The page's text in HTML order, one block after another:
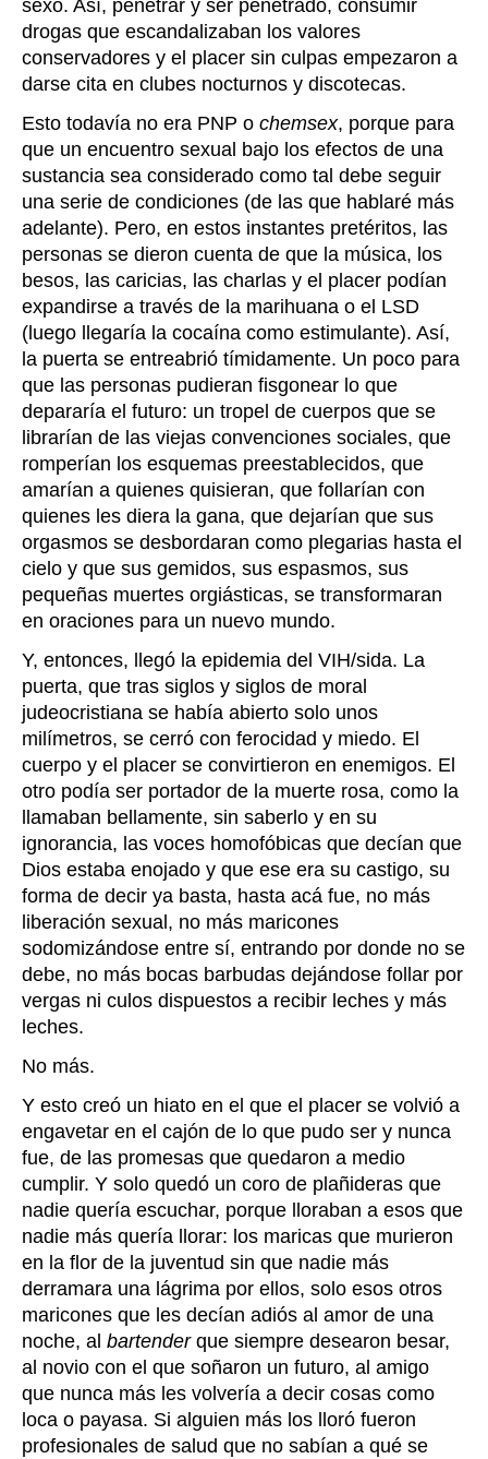
sexo. Así, penetrar y ser penetrado, consumir
drogas que escandalizaban los valores
conservadores y el placer sin culpas empezaron a
darse cita en clubes nocturnos y discotecas.
Esto todavía no era PNP o chemsex, porque para
que un encuentro sexual bajo los efectos de una
sustancia sea considerado como tal debe seguir
una serie de condiciones (de las que hablaré más
adelante). Pero, en estos instantes pretéritos, las
personas se dieron cuenta de que la música, los
besos, las caricias, las charlas y el placer podían
expandirse a través de la marihuana o el LSD
(luego llegaría la cocaína como estimulante). Así,
la puerta se entreabrió tímidamente. Un poco para
que las personas pudieran fisgonear lo que
depararía el futuro: un tropel de cuerpos que se
librarían de las viejas convenciones sociales, que
romperían los esquemas preestablecidos, que
amarían a quienes quisieran, que follarían con
quienes les diera la gana, que dejarían que sus
orgasmos se desbordaran como plegarias hasta el
cielo y que sus gemidos, sus espasmos, sus
pequeñas muertes orgiásticas, se transformaran
en oraciones para un nuevo mundo.
Y, entonces, llegó la epidemia del VIH/sida. La
puerta, que tras siglos y siglos de moral
judeocristiana se había abierto solo unos
milímetros, se cerró con ferocidad y miedo. El
cuerpo y el placer se convirtieron en enemigos. El
otro podía ser portador de la muerte rosa, como la
llamaban bellamente, sin saberlo y en su
ignorancia, las voces homofóbicas que decían que
Dios estaba enojado y que ese era su castigo, su
forma de decir ya basta, hasta acá fue, no más
liberación sexual, no más maricones
sodomizándose entre sí, entrando por donde no se
debe, no más bocas barbudas dejándose follar por
vergas ni culos dispuestos a recibir leches y más
leches.
No más.
Y esto creó un hiato en el que el placer se volvió a
engavetar en el cajón de lo que pudo ser y nunca
fue, de las promesas que quedaron a medio
cumplir. Y solo quedó un coro de plañideras que
nadie quería escuchar, porque lloraban a esos que
nadie más quería llorar: los maricas que murieron
en la flor de la juventud sin que nadie más
derramara una lágrima por ellos, solo esos otros
maricones que les decían adiós al amor de una
noche, al bartenderque siempre desearon besar,
al novio con el que soñaron un futuro, al amigo
que nunca más les volvería a decir cosas como
loca o payasa. Si alguien más los lloró fueron
profesionales de salud que no sabían a qué se